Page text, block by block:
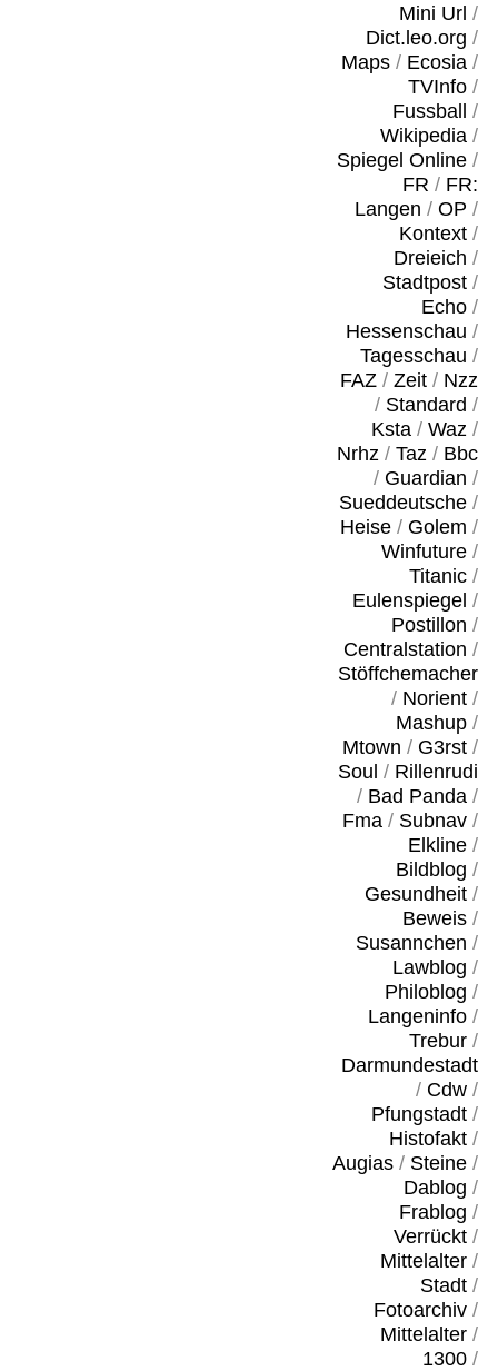
Mini Url /
Dict.leo.org /
Maps/ Ecosia/
TVInfo/
Fussball
/
Wikipedia/
Spiegel Online/
FR / FR:
Langen / OP /
Kontext/
Dreieich /
Stadtpost/
Echo/
Hessenschau /
Tagesschau /
FAZ/ Zeit/ Nzz
/ Standard /
Ksta/ Waz/
Nrhz/ Taz/ Bbc
/ Guardian /
Sueddeutsche/
Heise/ Golem /
Winfuture/
Titanic/
Eulenspiegel /
Postillon /
Centralstation /
Stöffchemacher
/ Norient/
Mashup/
Mtown / G3rst/
Soul / Rillenrudi
/ Bad Panda/
Fma/ Subnav/
Elkline/
Bildblog /
Gesundheit/
Beweis/
Susannchen /
Lawblog /
Philoblog /
Langeninfo/
Trebur/
Darmundestadt
/ Cdw/
Pfungstadt/
Histofakt/
Augias/ Steine/
Dablog /
Frablog /
Verrückt/
Mittelalter/
Stadt/
Fotoarchiv/
Mittelalter/
1300/